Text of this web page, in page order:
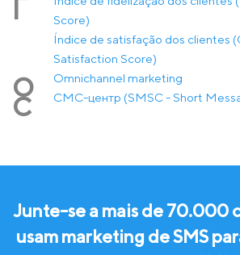
Í
Score)
Índice de satisfação dos clientes
Satisfaction Score)
О Оmnichannel marketing
С СМС-центр (SMSC - Short
Junte-se a mais de 70.000
usam marketing de SMS